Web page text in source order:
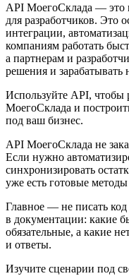
API МоегоСклада — это
для разработчиков. Это
интеграции,
компаниям работать
а партнерам и
решения и зарабатывать
Используйте API, чтобы
МоегоСклада и
под ваш бизнес.
API МоегоСклада не
Если нужно
синхронизировать
уже есть готовые
Главное — не писать
в документации: какие
обязательные, а какие
и ответы.
Изучите сценарии под